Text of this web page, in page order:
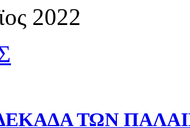
2022
ΤΩΝ